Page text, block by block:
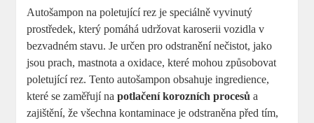
Autošampon na poletující rez je speciálně vyvinutý
prostředek, který pomáhá udržovat karoserii vozidla v
bezvadném stavu. Je určen pro odstranění nečistot, jako
jsou prach, mastnota a oxidace, které mohou způsobovat
poletující rez. Tento autošampon obsahuje ingredience,
které se zaměřují napotlačení korozních procesů a
zajištění, že všechna kontaminace je odstraněna před tím,